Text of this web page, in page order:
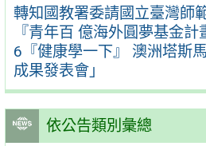
轉知國教署委請國立臺灣師
『青年百 億海外圓夢基金
6『健康學一下』 澳洲塔斯
成果發表會」
依公告類別彙總